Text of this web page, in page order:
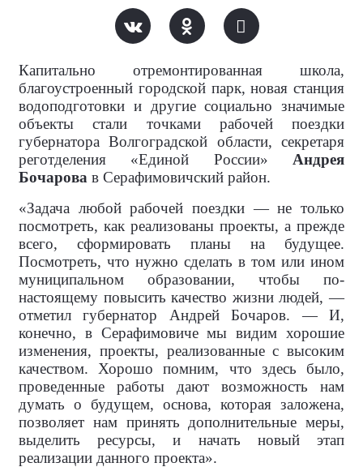
Капитально отремонтированная школа,
благоустроенный городской парк, новая станция
водоподготовки и другие социально значимые
объекты стали точками рабочей поездки
губернатора Волгоградской области, секретаря
реготделения «Единой России» Андрея
Бочарова в Серафимовичский район.
«Задача любой рабочей поездки — не только
посмотреть, как реализованы проекты, а прежде
всего, сформировать планы на будущее.
Посмотреть, что нужно сделать в том или ином
муниципальном образовании, чтобы по-
настоящему повысить качество жизни людей, —
отметил губернатор Андрей Бочаров. — И,
конечно, в Серафимовиче мы видим хорошие
изменения, проекты, реализованные с высоким
качеством. Хорошо помним, что здесь было,
проведенные работы дают возможность нам
думать о будущем, основа, которая заложена,
позволяет нам принять дополнительные меры,
выделить ресурсы, и начать новый этап
реализации данного проекта».